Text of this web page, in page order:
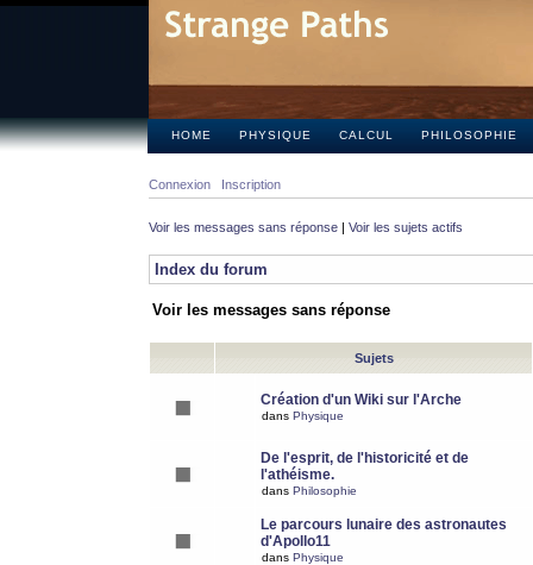
HOME PHYSIQUE CALCUL PHILOSOPHIE
Connexion Inscription
Voir les messages sans réponse | Voir les sujets actifs
Index du forum
Voir les messages sans réponse
Sujets
Création d'un Wiki sur l'Arche
dans Physique
De l'esprit, de l'historicité et de
l'athéisme.
dans Philosophie
Le parcours lunaire des astronautes
d'Apollo11
dans Physique